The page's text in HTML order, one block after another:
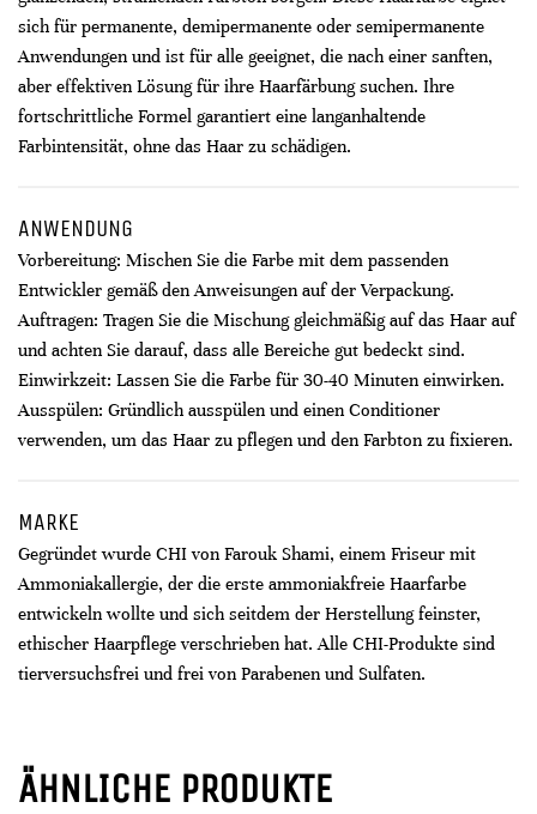
sich für permanente, demipermanente oder semipermanente
Anwendungen und ist für alle geeignet, die nach einer sanften,
aber effektiven Lösung für ihre Haarfärbung suchen. Ihre
fortschrittliche Formel garantiert eine langanhaltende
Farbintensität, ohne das Haar zu schädigen.
ANWENDUNG
Vorbereitung: Mischen Sie die Farbe mit dem passenden
Entwickler gemäß den Anweisungen auf der Verpackung.
Auftragen: Tragen Sie die Mischung gleichmäßig auf das Haar auf
und achten Sie darauf, dass alle Bereiche gut bedeckt sind.
Einwirkzeit: Lassen Sie die Farbe für 30-40 Minuten einwirken.
Ausspülen: Gründlich ausspülen und einen Conditioner
verwenden, um das Haar zu pflegen und den Farbton zu fixieren.
MARKE
Gegründet wurde CHI von Farouk Shami, einem Friseur mit
Ammoniakallergie, der die erste ammoniakfreie Haarfarbe
entwickeln wollte und sich seitdem der Herstellung feinster,
ethischer Haarpflege verschrieben hat. Alle CHI-Produkte sind
tierversuchsfrei und frei von Parabenen und Sulfaten.
ÄHNLICHE PRODUKTE